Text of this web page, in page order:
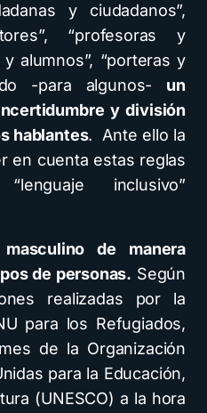
y ciudadanos”,
“profesoras y
alumnos”, “porteras y
-para algunos- un
y división
hablantes. Ante ello la
en cuenta estas reglas
inclusivo”
de manera
de personas. Según
realizadas por la
para los Refugiados,
de la Organización
para la Educación,
(UNESCO) a la hora